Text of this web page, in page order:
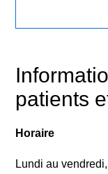
patients
Horaire
Lundi au